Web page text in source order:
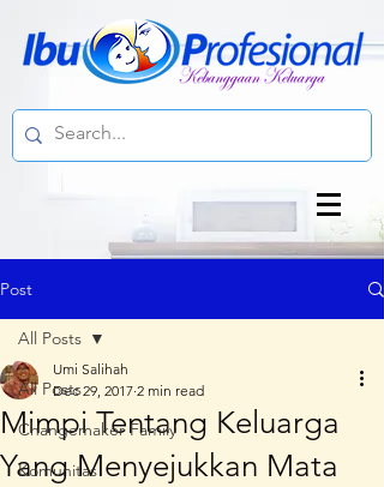
Post
All Posts
Changemaker Family
Komunitas
All Posts
Mimpi Tentang Keluarga
Yang Menyejukkan Mata
Umi Salihah
Dec 29, 2017 2 min read